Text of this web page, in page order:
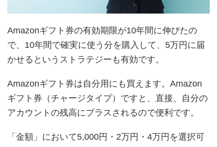
Amazonギフト券の有効期限が10年間に伸びたの
で、10年間で確実に使う分を購入して、5万円に届
かせるというストラテジーも有効です。
Amazonギフト券は自分用にも買えます。Amazon
ギフト券（チャージタイプ）ですと、直接、自分の
アカウントの残高にプラスされるので便利です。
「金額」において5,000円・2万円・4万円を選択可